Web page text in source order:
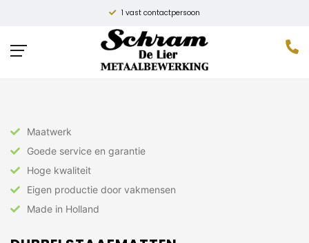
1 vast contactpersoon
» Dubbelstaafmatten
Maatwerk
Goede service en garantie
Hoge kwaliteit
Eigen productie door vakmensen
Made in Holland